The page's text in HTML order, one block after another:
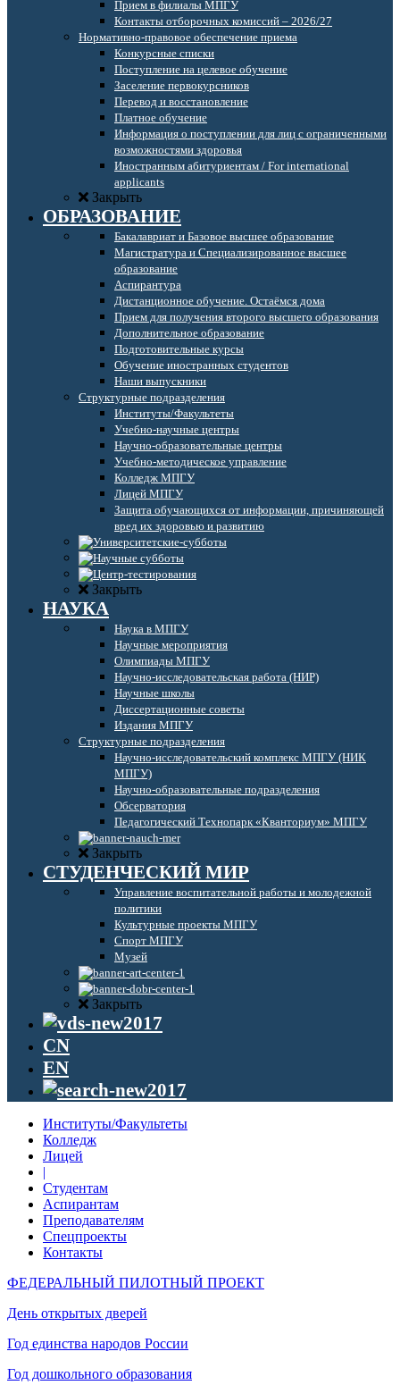
Прием в филиалы МПГУ
Контакты отборочных комиссий – 2026/27
Нормативно-правовое обеспечение приема
Конкурсные списки
Поступление на целевое обучение
Заселение первокурсников
Перевод и восстановление
Платное обучение
Информация о поступлении для лиц с ограниченными
возможностями здоровья
Иностранным абитуриентам / For international
applicants
Закрыть
ОБРАЗОВАНИЕ
Бакалавриат и Базовое высшее образование
Магистратура и Специализированное высшее
образование
Аспирантура
Дистанционное обучение. Остаёмся дома
Прием для получения второго высшего образования
Дополнительное образование
Подготовительные курсы
Обучение иностранных студентов
Наши выпускники
Структурные подразделения
Институты/Факультеты
Учебно-научные центры
Научно-образовательные центры
Учебно-методическое управление
Колледж МПГУ
Лицей МПГУ
Защита обучающихся от информации, причиняющей
вред их здоровью и развитию
Закрыть
НАУКА
Наука в МПГУ
Научные мероприятия
Олимпиады МПГУ
Научно-исследовательская работа (НИР)
Научные школы
Диссертационные советы
Издания МПГУ
Структурные подразделения
Научно-исследовательский комплекс МПГУ (НИК
МПГУ)
Научно-образовательные подразделения
Обсерватория
Педагогический Технопарк «Кванториум» МПГУ
Закрыть
СТУДЕНЧЕСКИЙ МИР
Управление воспитательной работы и молодежной
политики
Культурные проекты МПГУ
Спорт МПГУ
Музей
Закрыть
CN
EN
Институты/Факультеты
Колледж
Лицей
|
Студентам
Аспирантам
Преподавателям
Спецпроекты
Контакты
ФЕДЕРАЛЬНЫЙ ПИЛОТНЫЙ ПРОЕКТ
День открытых дверей
Год единства народов России
Год дошкольного образования